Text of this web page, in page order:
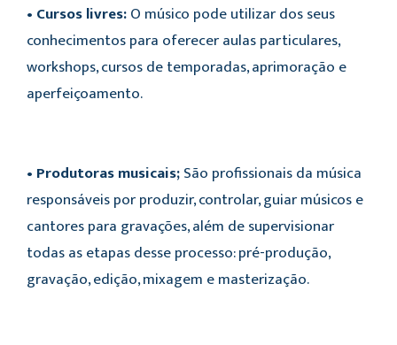
• Cursos livres:O músico pode utilizar dos seus
conhecimentos para oferecer aulas particulares,
workshops, cursos de temporadas, aprimoração e
aperfeiçoamento.
• Produtoras musicais;São profissionais da música
responsáveis por produzir, controlar, guiar músicos e
cantores para gravações, além de supervisionar
todas as etapas desse processo: pré-produção,
gravação, edição, mixagem e masterização.